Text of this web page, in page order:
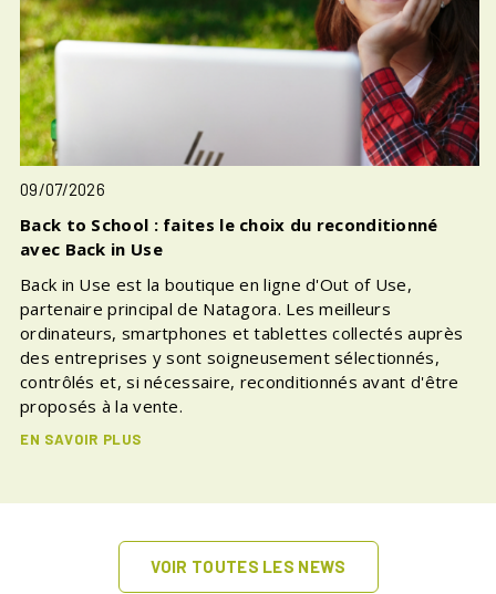
09/07/2026
Back to School : faites le choix du reconditionné
avec Back in Use
Back in Use est la boutique en ligne d'Out of Use,
partenaire principal de Natagora. Les meilleurs
ordinateurs, smartphones et tablettes collectés auprès
des entreprises y sont soigneusement sélectionnés,
contrôlés et, si nécessaire, reconditionnés avant d'être
proposés à la vente.
EN SAVOIR PLUS
VOIR TOUTES LES NEWS